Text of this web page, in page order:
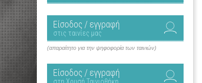
Είσοδος / εγγραφή
στις ταινίες μας
(απαραίτητο για την ψηφοφορία των ταινιών)
Είσοδος / εγγραφή